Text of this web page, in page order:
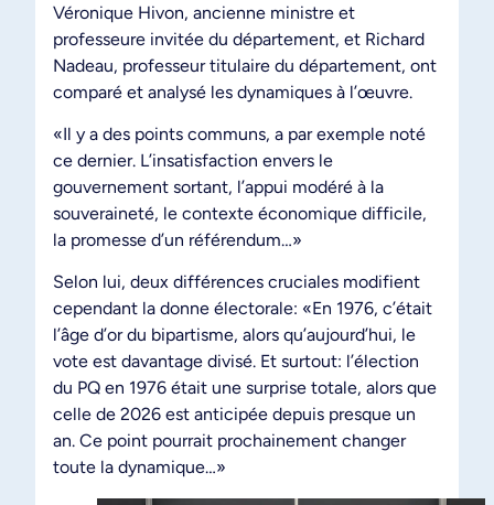
Véronique Hivon, ancienne ministre et
professeure invitée du département, et Richard
Nadeau, professeur titulaire du département, ont
comparé et analysé les dynamiques à l’œuvre.
«Il y a des points communs, a par exemple noté
ce dernier. L’insatisfaction envers le
gouvernement sortant, l’appui modéré à la
souveraineté, le contexte économique difficile,
la promesse d’un référendum…»
Selon lui, deux différences cruciales modifient
cependant la donne électorale: «En 1976, c’était
l’âge d’or du bipartisme, alors qu’aujourd’hui, le
vote est davantage divisé. Et surtout: l’élection
du PQ en 1976 était une surprise totale, alors que
celle de 2026 est anticipée depuis presque un
an. Ce point pourrait prochainement changer
toute la dynamique…»